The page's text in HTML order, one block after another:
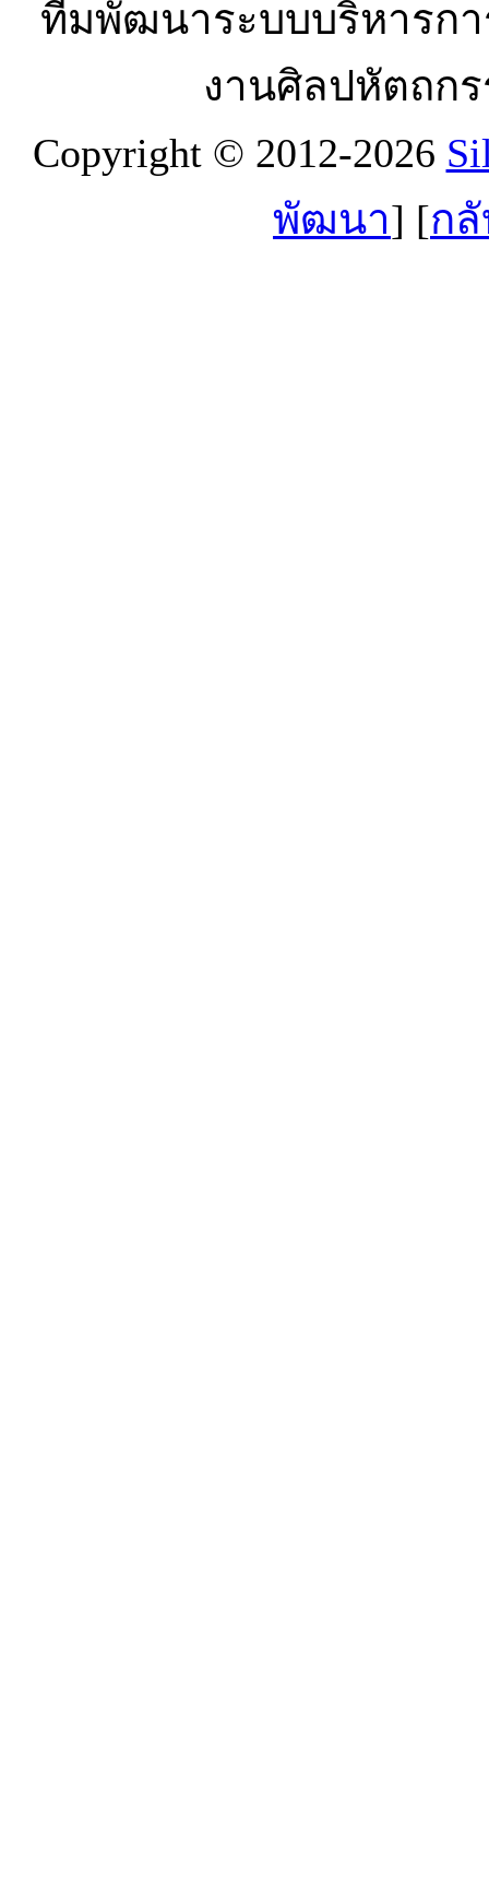
ทีมพัฒนาระบบบริหารก
งานศิลปหัตถก
Copyright © 2012-2026
พัฒนา] [ก